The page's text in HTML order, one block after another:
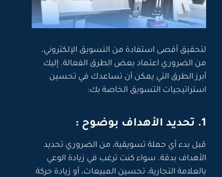
لتحقيق أقصى استفادة من التسويق الإلكتروني،
من الضروري اعتماد بعض الطرق الفعالة. إليك
أبرز الطرق التي يمكن أن تساعدك في تحسين
استراتيجيات التسويق الخاصة بك:
1. تحديد الأهداف بوضوح :
قبل بدء أي حملة تسويقية، من الضروري تحديد
الأهداف بدقة. سواء كنت ترغب في زيادة الوعي
بالعلامة التجارية، تحسين المبيعات، أو زيادة حركة